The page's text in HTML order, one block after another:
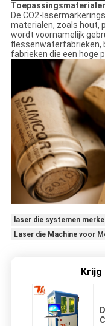
De CO2-
materialen, zoals hout,
wordt voornamelijk
flessenwaterfabrieken,
fabrieken die een hoge
laser die systemen
Laser die Machine voor